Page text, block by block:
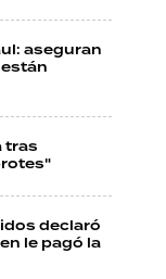
aseguran
tras
declaró
le pagó la